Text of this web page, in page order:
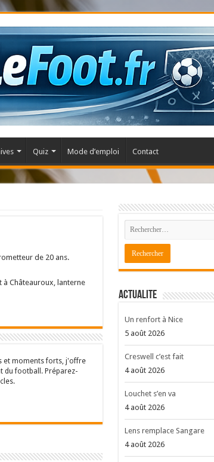
Quiz Mode d’emploi Contact
de 20 ans.
à Châteauroux, lanterne
et moments forts, j'offre
du football. Préparez-
ACTUALITE
Un renfort à Nice
5 août 2026
Creswell c’est fait
4 août 2026
Louchet s’en va
4 août 2026
Lens remplace Sangare
4 août 2026